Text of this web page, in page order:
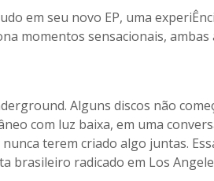
em seu novo EP, uma
momentos sensacionais,
Alguns discos não
com luz baixa, em uma
terem criado algo juntas.
brasileiro radicado em Los